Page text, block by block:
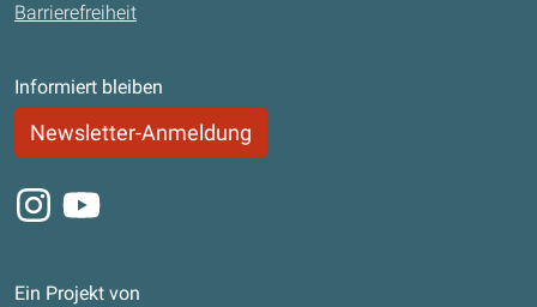
Barrierefreiheit
Informiert bleiben
Newsletter-Anmeldung
Instagram
Youtube
Ein Projekt von